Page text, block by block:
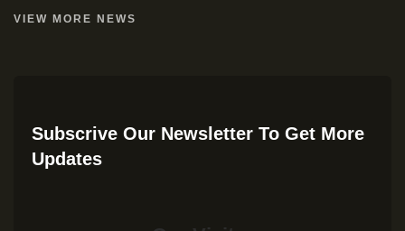
VIEW MORE NEWS
Subscrive Our Newsletter To Get More
Updates